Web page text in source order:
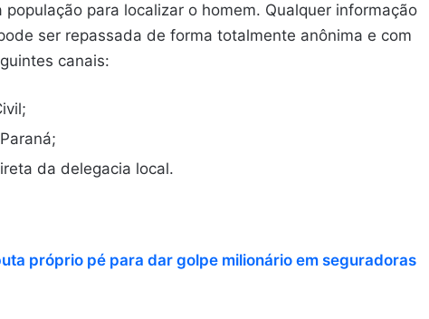
para localizar o homem. Qualquer informação
ser repassada de forma totalmente anônima e com
canais:
da delegacia local.
próprio pé para dar golpe milionário em seguradoras